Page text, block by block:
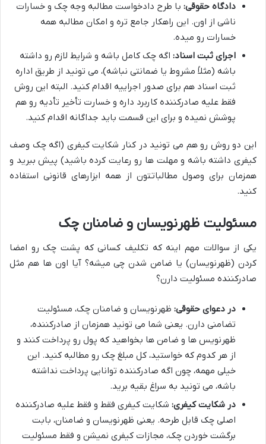
دادگاه حقوقی: با طرح دادخواست مطالبه وجه چک و خسارات
ناشی از اون. این راهکار جامع تره و امکان مطالبه همه
خسارات رو میده.
اجرای ثبت اسناد: اگه چک کامل باشه و شرایط لازم رو داشته
باشه (مثلاً مشروط یا ضمانتی نباشه)، می تونید از طریق اداره
ثبت اسناد هم برای صدور اجراییه اقدام کنید. البته این روش
فقط علیه صادرکننده کاربرد داره و خسارت تأخیر تأدیه رو هم
پوشش نمیده و برای این قسمت باید جداگانه اقدام کنید.
این دو روش رو هم می تونید در کنار شکایت کیفری (اگه چک وصف
کیفری داشته باشه و مهلت ها رو رعایت کرده باشید) پیش ببرید و
همزمان برای وصول مطالباتتون از همه ابزارهای قانونی استفاده
کنید.
مسئولیت ظهرنویسان و ضامنان چک
یکی از سوالات مهم اینه که تکلیف کسانی که پشت چک رو امضا
کردن (ظهرنویسان) یا ضامن شدن چی میشه؟ آیا اون ها هم مثل
صادرکننده مسئولیت دارن؟
در دعوای حقوقی: ظهرنویسان و ضامنان چک، مسئولیت
تضامنی دارن. یعنی شما می تونید همزمان از صادرکننده،
ظهرنویس ها و ضامن ها بخواهید که پول رو پرداخت کنند و
از هر کدوم که خواستید، کل مبلغ چک رو مطالبه کنید. این
خیلی مهمه، چون اگه صادرکننده توانایی پرداخت نداشته
باشه، می تونید به سراغ بقیه برید.
در شکایت کیفری: شکایت کیفری فقط و فقط علیه صادرکننده
اصلی چک قابل طرحه. یعنی ظهرنویسان و ضامنان، بابت
برگشت خوردن چک، مجازات کیفری نمیشن و فقط مسئولیت